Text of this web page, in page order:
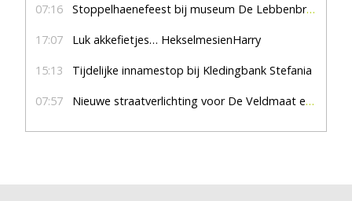
07:16 Stoppelhaenefeest bij museum De Lebbenbrugge
17:07 Luk akkefietjes… HekselmesienHarry
15:13 Tijdelijke innamestop bij Kledingbank Stefania
07:57 Nieuwe straatverlichting voor De Veldmaat en De Pas